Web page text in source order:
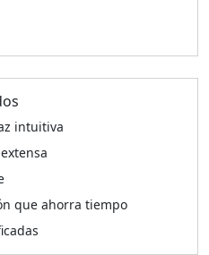
intuitiva
que ahorra tiempo